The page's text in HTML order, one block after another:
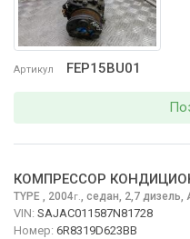
Артикул FEP15BU01
КОМПРЕССОР
TYPE , 2004г., седан, 2,7 дизель,
VIN: SAJAC011587N81728
Номер: 6R8319D623BB